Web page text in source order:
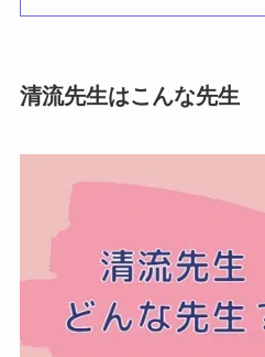
清流先生はこんな先生